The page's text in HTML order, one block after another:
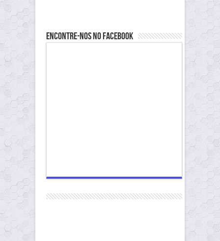
Encontre-nos no Facebook